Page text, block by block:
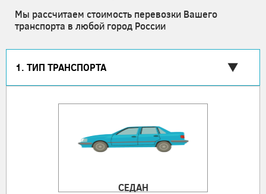
Мы рассчитаем стоимость перевозки Вашего
транспорта в любой город России
1. ТИП ТРАНСПОРТА
СЕДАН